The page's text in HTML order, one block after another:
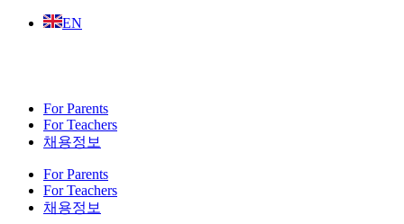
Skip
EN
For Parents
For Teachers
채용정보
For Parents
For Teachers
채용정보